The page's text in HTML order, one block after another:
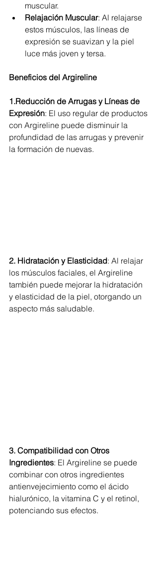
muscular.
Relajación Muscular: Al relajarse
estos músculos, las líneas de
expresión se suavizan y la piel
luce más joven y tersa.
Beneficios del Argireline
1.Reducción de Arrugas y Líneas de
Expresión: El uso regular de productos
con Argireline puede disminuir la
profundidad de las arrugas y prevenir
la formación de nuevas.
2. Hidratación y Elasticidad: Al relajar
los músculos faciales, el Argireline
también puede mejorar la hidratación
y elasticidad de la piel, otorgando un
aspecto más saludable.
3. Compatibilidad con Otros
Ingredientes: El Argireline se puede
combinar con otros ingredientes
antienvejecimiento como el ácido
hialurónico, la vitamina C y el retinol,
potenciando sus efectos.